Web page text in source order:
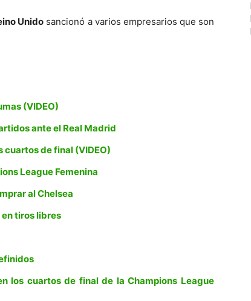
Unido sancionó a varios empresarios que son
(VIDEO)
ante el Real Madrid
cuartos de final (VIDEO)
League Femenina
al Chelsea
en tiros libres
los cuartos de final de la Champions League